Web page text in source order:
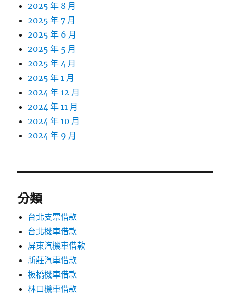
2025 年 8 月
2025 年 7 月
2025 年 6 月
2025 年 5 月
2025 年 4 月
2025 年 1 月
2024 年 12 月
2024 年 11 月
2024 年 10 月
2024 年 9 月
分類
台北支票借款
台北機車借款
屏東汽機車借款
新莊汽車借款
板橋機車借款
林口機車借款